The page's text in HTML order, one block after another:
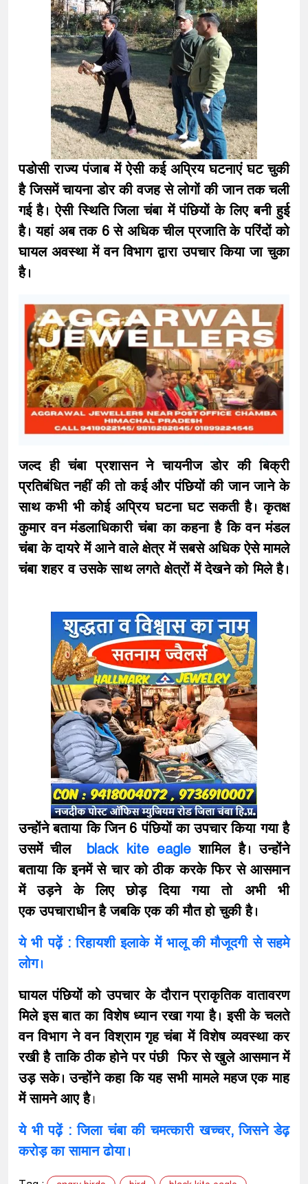
पडोसी राज्य पंजाब में ऐसी कई अप्रिय घटनाएं घट चुकी
है जिसमें चायना डोर की वजह से लोगों की जान तक चली
गई है। ऐसी स्थिति जिला चंबा में पंछियों के लिए बनी हुई
है। यहां अब तक 6 से अधिक चील प्रजाति के परिंदों को
घायल अवस्था में वन विभाग द्वारा उपचार किया जा चुका
है।
जल्द ही चंबा प्रशासन ने चायनीज डोर की बिक्री
प्रतिबंधित नहीं की तो कई और पंछियों की जान जाने के
साथ कभी भी कोई अप्रिय घटना घट सकती है। कृतक्ष
कुमार वन मंडलाधिकारी चंबा का कहना है कि वन मंडल
चंबा के दायरे में आने वाले क्षेत्र में सबसे अधिक ऐसे मामले
चंबा शहर व उसके साथ लगते क्षेत्रों में देखने को मिले है।
उन्होंने बताया कि जिन 6 पंछियों का उपचार किया गया है
उसमें चील
black kite eagleशामिल है। उन्होंने
बताया कि इनमें से चार को ठीक करके फिर से आसमान
में उड़ने के लिए छोड़ दिया गया तो अभी भी
एक उपचाराधीन है जबकि एक की मौत हो चुकी है।
ये भी पढ़ें : रिहायशी इलाके में भालू की मौजूदगी से सहमे
लोग।
घायल पंछियों को उपचार के दौरान प्राकृतिक वातावरण
मिले इस बात का विशेष ध्यान रखा गया है। इसी के चलते
वन विभाग ने वन विश्राम गृह चंबा में विशेष व्यवस्था कर
रखी है ताकि ठीक होने पर पंछी फिर से खुले आसमान में
उड़ सके। उन्होंने कहा कि यह सभी मामले महज एक माह
में सामने आए है।
ये भी पढ़ें : जिला चंबा की चमत्कारी खच्चर, जिसने डेढ़
करोड़ का सामान ढोया।